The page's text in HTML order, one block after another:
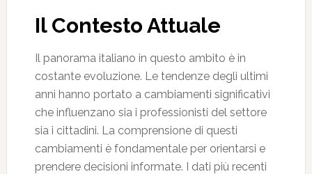
Il Contesto Attuale
Il panorama italiano in questo ambito è in
costante evoluzione. Le tendenze degli ultimi
anni hanno portato a cambiamenti significativi
che influenzano sia i professionisti del settore
sia i cittadini. La comprensione di questi
cambiamenti è fondamentale per orientarsi e
prendere decisioni informate. I dati più recenti